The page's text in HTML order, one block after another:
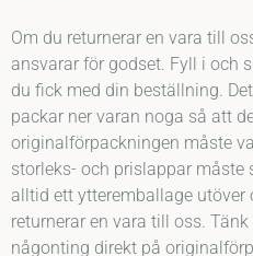
Om du returnerar en vara till
ansvarar för godset. Fyll i och
du fick med din beställning.
packar ner varan noga så att
originalförpackningen måste
storleks- och prislappar måste
alltid ett ytteremballage
returnerar en vara till oss.
någonting direkt på